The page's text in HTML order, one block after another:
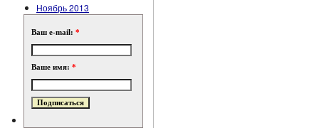
Ноябрь 2013
Ваш e-mail: *
Ваше имя: *